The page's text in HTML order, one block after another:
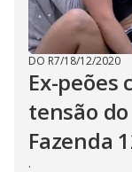
DO R7/18/12/2020
Ex-peões
tensão
Fazenda
.